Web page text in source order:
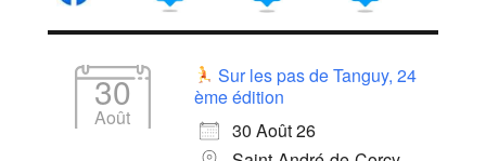
30
Août
Sur les pas de Tanguy, 24
ème édition
30 Août 26